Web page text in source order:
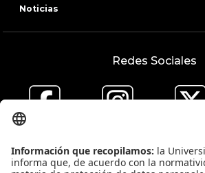
Noticias
Redes Sociales